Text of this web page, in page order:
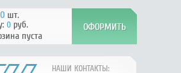
НАШИ КОНТАКТЫ:
0шт.
0руб.
пуста